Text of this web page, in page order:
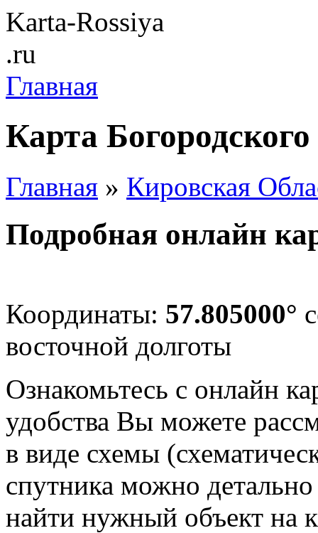
Karta-Rossiya
.ru
Главная
Карта
Главная » Кировская
Подробная онлайн
Координаты: 57.805000°
восточной долготы
Ознакомьтесь с онлайн
удобства Вы можете
в виде схемы
спутника можно
найти нужный объект на